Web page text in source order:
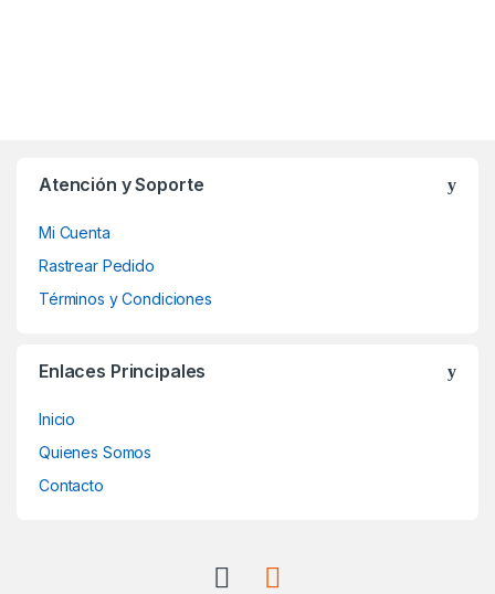
Atención y Soporte
Mi Cuenta
Rastrear Pedido
Términos y Condiciones
Enlaces Principales
Inicio
Quienes Somos
Contacto